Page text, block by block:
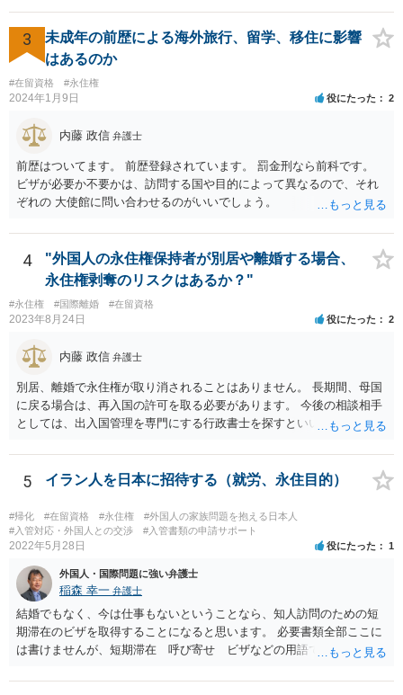
3
未成年の前歴による海外旅行、留学、移住に影響
はあるのか
#在留資格 #永住権
2024年1月9日 役にたった 2
内藤 政信 弁護士
前歴はついてます。 前歴登録されています。 罰金刑なら前科です。
ビザが必要か不要かは、訪問する国や目的によって異なるので、それ
ぞれの 大使館に問い合わせるのがいいでしょう。
4
"外国人の永住権保持者が別居や離婚する場合、
永住権剥奪のリスクはあるか？"
#永住権 #国際離婚 #在留資格
2023年8月24日 役にたった 2
内藤 政信 弁護士
別居、離婚で永住権が取り消されることはありません。 長期間、母国
に戻る場合は、再入国の許可を取る必要があります。 今後の相談相手
としては、出入国管理を専門にする行政書士を探すといいでしょう。
5 イラン人を日本に招待する（就労、永住目的）
#帰化 #在留資格 #永住権
#外国人の家族問題を抱える日本人
#入管対応・外国人との交渉
#入管書類の申請サポート
2022年5月28日 役にたった 1
外国人・国際問題に強い弁護士
稲森 幸一 弁護士
結婚でもなく、今は仕事もないということなら、知人訪問のための短
期滞在のビザを取得することになると思います。 必要書類全部ここに
は書けませんが、短期滞在 呼び寄せ ビザなどの用語で検索すると
す。 それらを揃えて、イランにある日本大使館ににビザを申請するこ